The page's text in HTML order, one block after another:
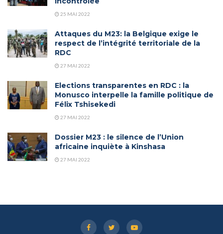
25 MAI 2022
Attaques du M23: la Belgique exige le
respect de l’intégrité territoriale de la
RDC
27 MAI 2022
Elections transparentes en RDC : la
Monusco interpelle la famille politique de
Félix Tshisekedi
27 MAI 2022
Dossier M23 : le silence de l’Union
africaine inquiète à Kinshasa
27 MAI 2022